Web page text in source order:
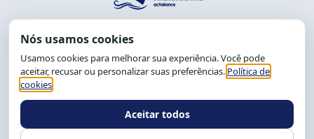
End.: R. da Graça, 150. Graça
CEP: 40.150-055
Salvador-BA, Brasil.
Tel.: (71) 2104-5457, Cel.: (71) 9 9239-2104 ou 2105
Expediente: 8h às 12h e 13 às 17h.